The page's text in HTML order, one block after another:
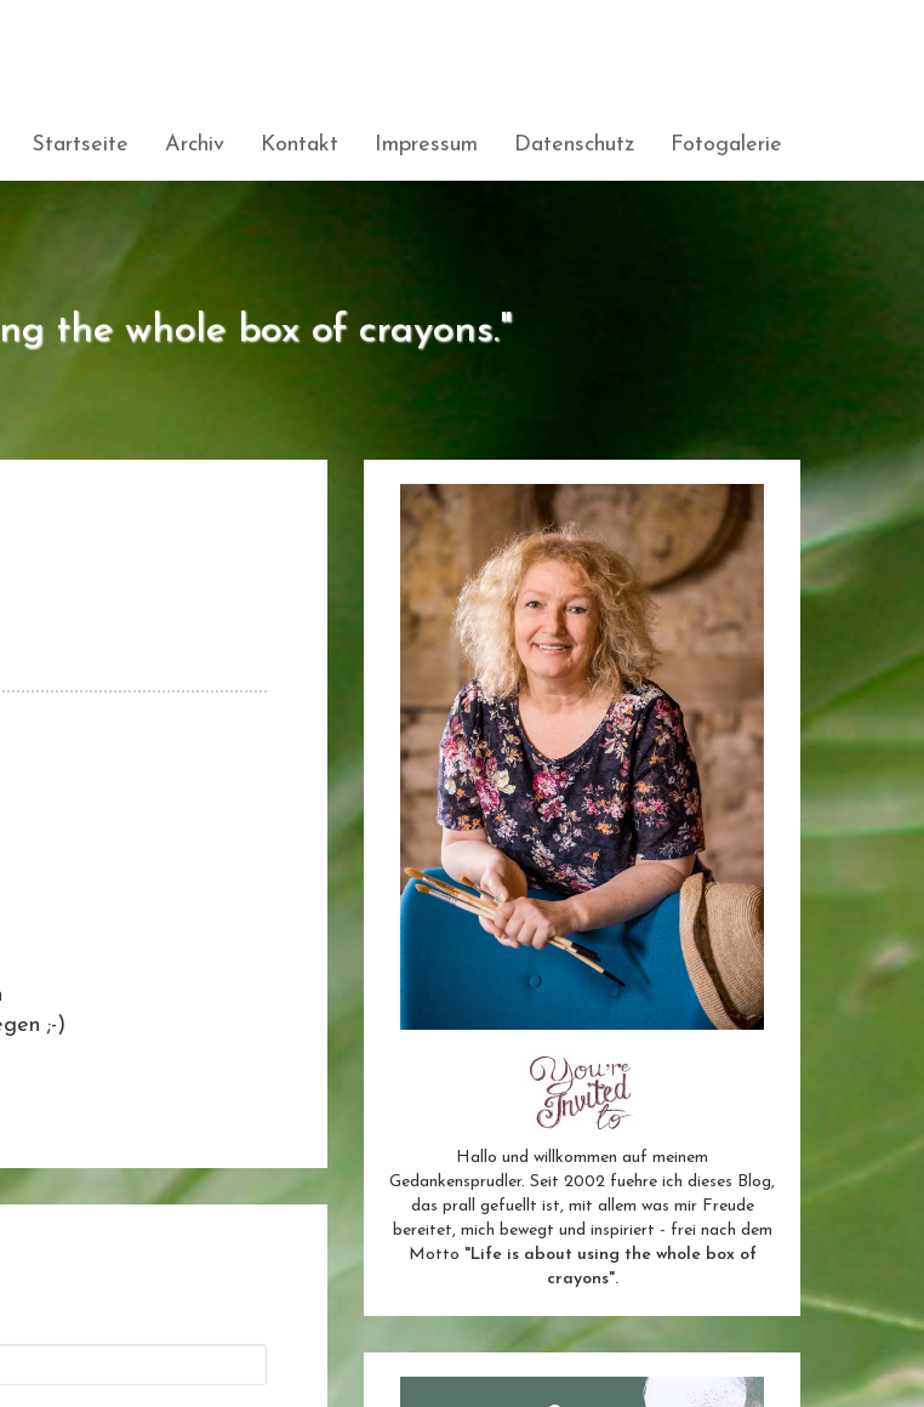
Startseite Archiv Kontakt Impressum Datenschutz Fotogalerie
the whole box of crayons."
;-)
Hallo und willkommen auf meinem
Gedankensprudler. Seit 2002 fuehre ich dieses Blog,
das prall gefuellt ist, mit allem was mir Freude
bereitet, mich bewegt und inspiriert - frei nach dem
Motto "Life is about using the whole box of
crayons".